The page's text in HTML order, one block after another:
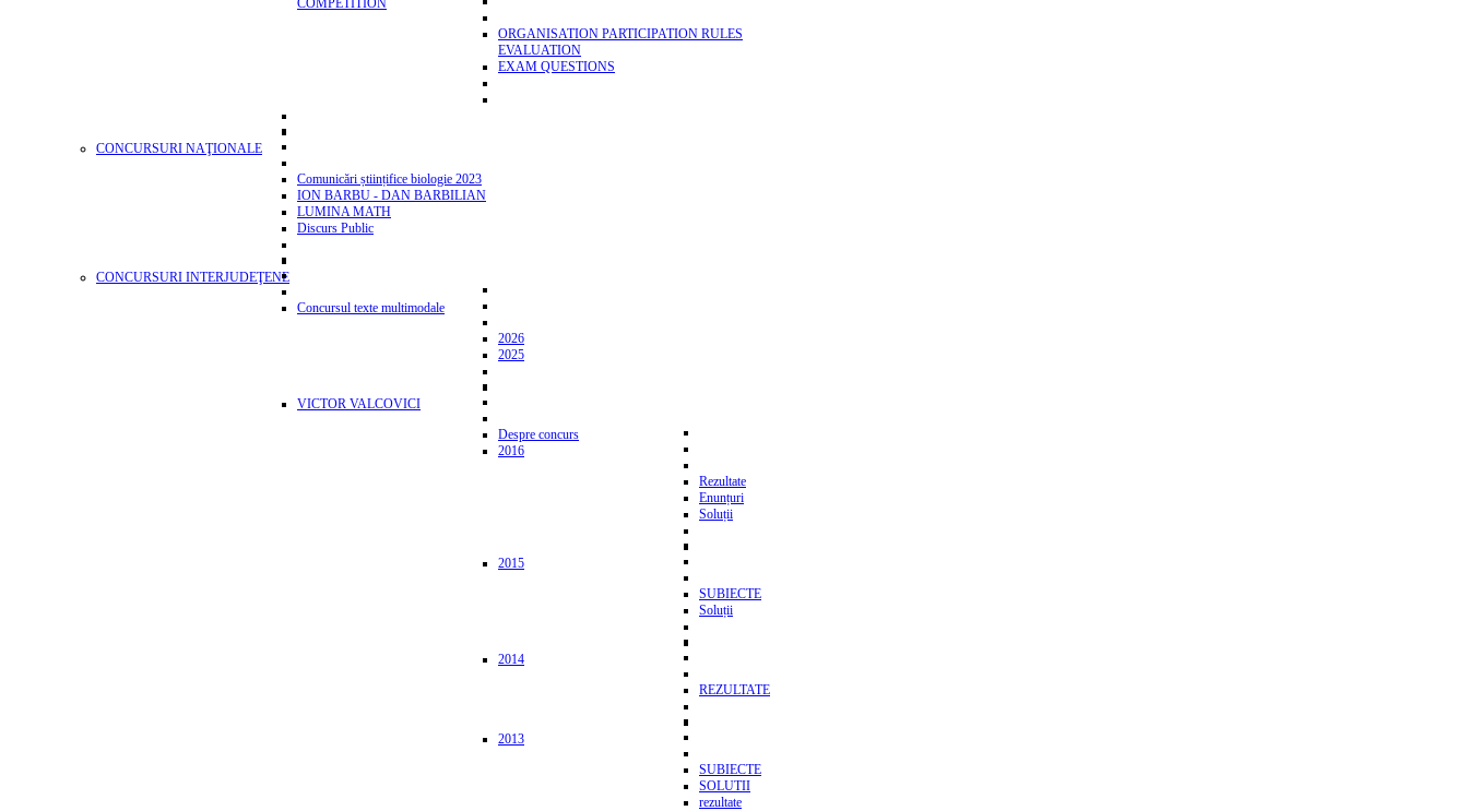
COMPETITION
ORGANISATION PARTICIPATION RULES
EVALUATION
EXAM QUESTIONS
CONCURSURI NAŢIONALE
Comunicări științifice biologie 2023
ION BARBU - DAN BARBILIAN
LUMINA MATH
Discurs Public
CONCURSURI INTERJUDEŢENE
Concursul texte multimodale
2026
2025
VICTOR VALCOVICI
Despre concurs
2016
Rezultate
Enunțuri
Soluții
2015
SUBIECTE
Soluții
2014
REZULTATE
2013
SUBIECTE
SOLUTII
rezultate